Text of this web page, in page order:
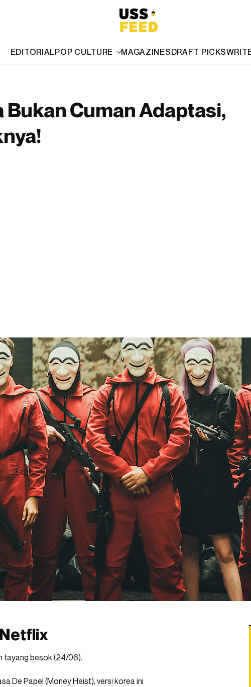
EDITORIALPOP CULTURE MAGAZINESDRAFT PICKS
Bukan Cuman Adaptasi,
tayang besok (24/06).
De Papel (Money Heist), versi korea ini